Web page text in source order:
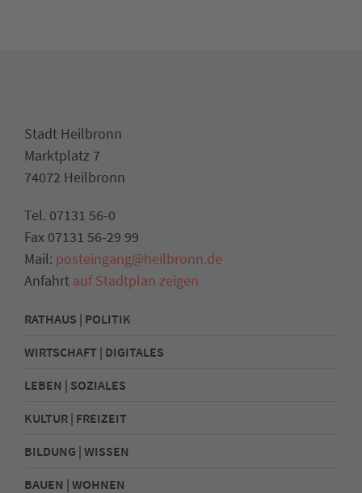
Stadt Heilbronn
Marktplatz 7
74072 Heilbronn
Tel. 07131 56-0
Fax 07131 56-29 99
Mail: posteingang@heilbronn.de
Anfahrt auf Stadtplan zeigen
RATHAUS | POLITIK
WIRTSCHAFT | DIGITALES
LEBEN | SOZIALES
KULTUR | FREIZEIT
BILDUNG | WISSEN
BAUEN | WOHNEN